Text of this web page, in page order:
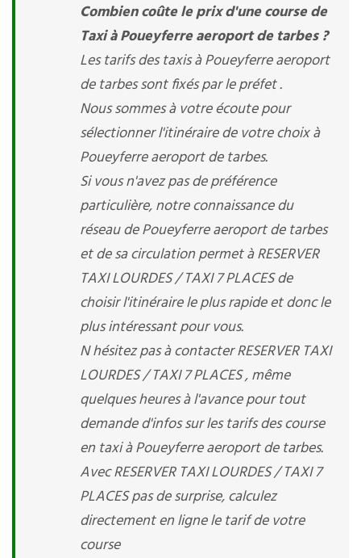
Combien coûte le prix d'une course de
Taxi à Poueyferre aeroport de tarbes ?
Les tarifs des taxis à Poueyferre aeroport
de tarbes sont fixés par le préfet .
Nous sommes à votre écoute pour
sélectionner l'itinéraire de votre choix à
Poueyferre aeroport de tarbes.
Si vous n'avez pas de préférence
particulière, notre connaissance du
réseau de Poueyferre aeroport de tarbes
et de sa circulation permet à RESERVER
TAXI LOURDES / TAXI 7 PLACES de
choisir l'itinéraire le plus rapide et donc le
plus intéressant pour vous.
N hésitez pas à contacter RESERVER TAXI
LOURDES / TAXI 7 PLACES , même
quelques heures à l'avance pour tout
demande d'infos sur les tarifs des course
en taxi à Poueyferre aeroport de tarbes.
Avec RESERVER TAXI LOURDES / TAXI 7
PLACES pas de surprise, calculez
directement en ligne le tarif de votre
course